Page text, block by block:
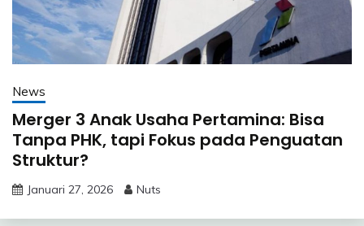
News
Merger 3 Anak Usaha Pertamina: Bisa
Tanpa PHK, tapi Fokus pada Penguatan
Struktur?
Januari 27, 2026 Nuts